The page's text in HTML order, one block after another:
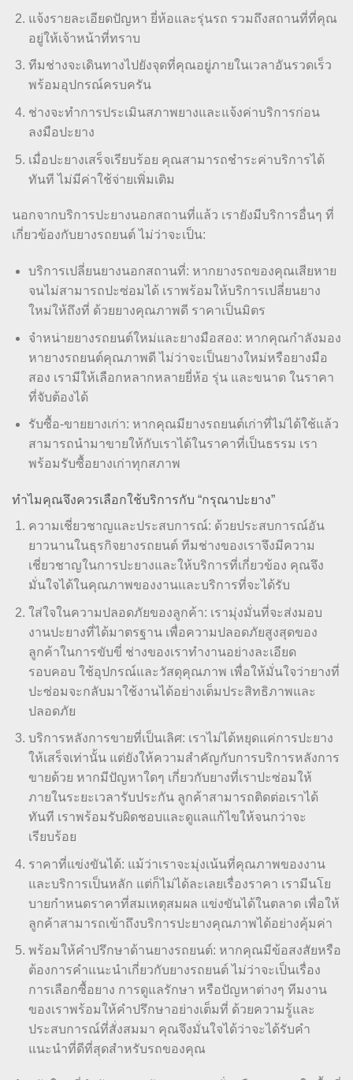
แจ้งรายละเอียดปัญหา ยี่ห้อและรุ่นรถ รวมถึงสถานที่ที่คุณ
อยู่ให้เจ้าหน้าที่ทราบ
ทีมช่างจะเดินทางไปยังจุดที่คุณอยู่ภายในเวลาอันรวดเร็ว
พร้อมอุปกรณ์ครบครัน
ช่างจะทำการประเมินสภาพยางและแจ้งค่าบริการก่อน
ลงมือปะยาง
เมื่อปะยางเสร็จเรียบร้อย คุณสามารถชำระค่าบริการได้
ทันที ไม่มีค่าใช้จ่ายเพิ่มเติม
นอกจากบริการปะยางนอกสถานที่แล้ว เรายังมีบริการอื่นๆ ที่
เกี่ยวข้องกับยางรถยนต์ ไม่ว่าจะเป็น:
บริการเปลี่ยนยางนอกสถานที่: หากยางรถของคุณเสียหาย
จนไม่สามารถปะซ่อมได้ เราพร้อมให้บริการเปลี่ยนยาง
ใหม่ให้ถึงที่ ด้วยยางคุณภาพดี ราคาเป็นมิตร
จำหน่ายยางรถยนต์ใหม่และยางมือสอง: หากคุณกำลังมอง
หายางรถยนต์คุณภาพดี ไม่ว่าจะเป็นยางใหม่หรือยางมือ
สอง เรามีให้เลือกหลากหลายยี่ห้อ รุ่น และขนาด ในราคา
ที่จับต้องได้
รับซื้อ-ขายยางเก่า: หากคุณมียางรถยนต์เก่าที่ไม่ได้ใช้แล้ว
สามารถนำมาขายให้กับเราได้ในราคาที่เป็นธรรม เรา
พร้อมรับซื้อยางเก่าทุกสภาพ
ทำไมคุณจึงควรเลือกใช้บริการกับ “กรุณาปะยาง”
ความเชี่ยวชาญและประสบการณ์: ด้วยประสบการณ์อัน
ยาวนานในธุรกิจยางรถยนต์ ทีมช่างของเราจึงมีความ
เชี่ยวชาญในการปะยางและให้บริการที่เกี่ยวข้อง คุณจึง
มั่นใจได้ในคุณภาพของงานและบริการที่จะได้รับ
ใส่ใจในความปลอดภัยของลูกค้า: เรามุ่งมั่นที่จะส่งมอบ
งานปะยางที่ได้มาตรฐาน เพื่อความปลอดภัยสูงสุดของ
ลูกค้าในการขับขี่ ช่างของเราทำงานอย่างละเอียด
รอบคอบ ใช้อุปกรณ์และวัสดุคุณภาพ เพื่อให้มั่นใจว่ายางที่
ปะซ่อมจะกลับมาใช้งานได้อย่างเต็มประสิทธิภาพและ
ปลอดภัย
บริการหลังการขายที่เป็นเลิศ: เราไม่ได้หยุดแค่การปะยาง
ให้เสร็จเท่านั้น แต่ยังให้ความสำคัญกับการบริการหลังการ
ขายด้วย หากมีปัญหาใดๆ เกี่ยวกับยางที่เราปะซ่อมให้
ภายในระยะเวลารับประกัน ลูกค้าสามารถติดต่อเราได้
ทันที เราพร้อมรับผิดชอบและดูแลแก้ไขให้จนกว่าจะ
เรียบร้อย
ราคาที่แข่งขันได้: แม้ว่าเราจะมุ่งเน้นที่คุณภาพของงาน
และบริการเป็นหลัก แต่ก็ไม่ได้ละเลยเรื่องราคา เรามีนโย
บายกำหนดราคาที่สมเหตุสมผล แข่งขันได้ในตลาด เพื่อให้
ลูกค้าสามารถเข้าถึงบริการปะยางคุณภาพได้อย่างคุ้มค่า
พร้อมให้คำปรึกษาด้านยางรถยนต์: หากคุณมีข้อสงสัยหรือ
ต้องการคำแนะนำเกี่ยวกับยางรถยนต์ ไม่ว่าจะเป็นเรื่อง
การเลือกซื้อยาง การดูแลรักษา หรือปัญหาต่างๆ ทีมงาน
ของเราพร้อมให้คำปรึกษาอย่างเต็มที่ ด้วยความรู้และ
ประสบการณ์ที่สั่งสมมา คุณจึงมั่นใจได้ว่าจะได้รับคำ
แนะนำที่ดีที่สุดสำหรับรถของคุณ